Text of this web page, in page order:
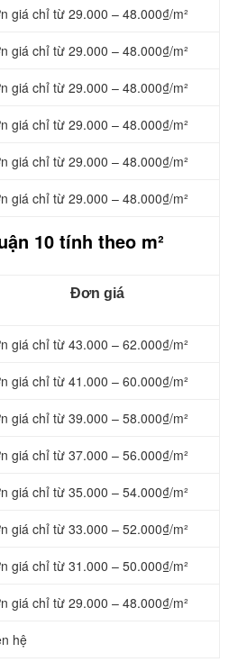
giá chỉ từ 29.000 – 48.000₫/m²
giá chỉ từ 29.000 – 48.000₫/m²
giá chỉ từ 29.000 – 48.000₫/m²
giá chỉ từ 29.000 – 48.000₫/m²
giá chỉ từ 29.000 – 48.000₫/m²
giá chỉ từ 29.000 – 48.000₫/m²
10 tính theo m²
Đơn giá
giá chỉ từ 43.000 – 62.000₫/m²
giá chỉ từ 41.000 – 60.000₫/m²
giá chỉ từ 39.000 – 58.000₫/m²
giá chỉ từ 37.000 – 56.000₫/m²
giá chỉ từ 35.000 – 54.000₫/m²
giá chỉ từ 33.000 – 52.000₫/m²
giá chỉ từ 31.000 – 50.000₫/m²
giá chỉ từ 29.000 – 48.000₫/m²
hệ